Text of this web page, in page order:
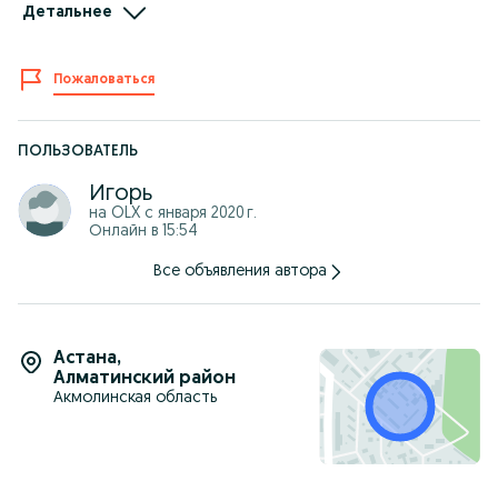
• Оригинальные автостекла
• Большой выбор стекол в наличии
• Установка в день обращения
автомобиле
Наши специалисты учитывают особенности комплектации:
датчики дождя и света, обогрев, камеры и другие заводские
3 филиала в Астане:
• ул. Алматы 3/1
Напишите год выпуска Hyundai Elantra, и мы уточним
Детальнее
Пожаловаться
ПОЛЬЗОВАТЕЛЬ
Игорь
на OLX с января 2020 г.
Онлайн в 15:54
Все объявления автора
Астана,
Алматинский район
Акмолинская область